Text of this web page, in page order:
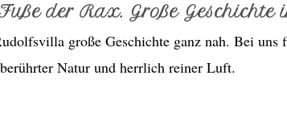
der Rax. Große Geschichte
große Geschichte ganz nah. Bei
Natur und herrlich reiner Luft.